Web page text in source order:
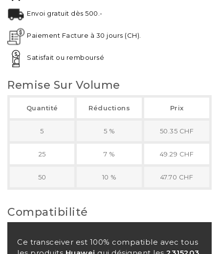
Envoi gratuit dès 500.-
Paiement Facture à 30 jours (CH).
Satisfait ou remboursé
Remise Sur Volume
Quantité Réductions Prix
5 5 % 50.35 CHF
25 7 % 49.29 CHF
50 10 % 47.70 CHF
Compatibilité
Ce transceiver est 100% compatible avec tous